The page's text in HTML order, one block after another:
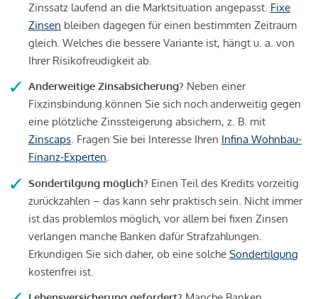
Zinssatz laufend an die Marktsituation angepasst. Fixe
Zinsen bleiben dagegen für einen bestimmten Zeitraum
gleich. Welches die bessere Variante ist, hängt u. a. von
Ihrer Risikofreudigkeit ab.
Anderweitige Zinsabsicherung? Neben einer
Fixzinsbindung können Sie sich noch anderweitig gegen
eine plötzliche Zinssteigerung absichern, z. B. mit
Zinscaps. Fragen Sie bei Interesse Ihren Infina Wohnbau-
Finanz-Experten.
Sondertilgung möglich? Einen Teil des Kredits vorzeitig
zurückzahlen – das kann sehr praktisch sein. Nicht immer
ist das problemlos möglich, vor allem bei fixen Zinsen
verlangen manche Banken dafür Strafzahlungen.
Erkundigen Sie sich daher, ob eine solche Sondertilgung
kostenfrei ist.